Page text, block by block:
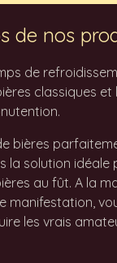
de nos
de
classiques et
bières
la solution idéale
au fût. A la
manifestation,
les vrais